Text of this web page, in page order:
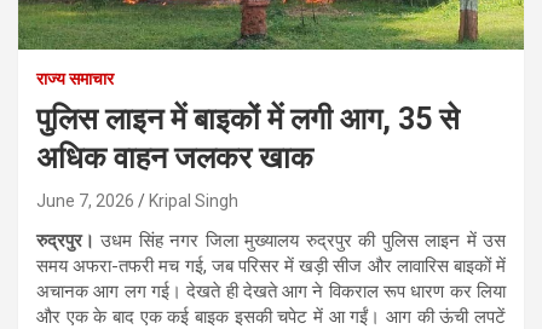
राज्य समाचार
पुलिस लाइन में बाइकों में लगी आग, 35 से
अधिक वाहन जलकर खाक
June 7, 2026 Kripal Singh
रुद्रपुर। उधम सिंह नगर जिला मुख्यालय रुद्रपुर की पुलिस लाइन में उस
समय अफरा-तफरी मच गई, जब परिसर में खड़ी सीज और लावारिस बाइकों में
अचानक आग लग गई। देखते ही देखते आग ने विकराल रूप धारण कर लिया
और एक के बाद एक कई बाइक इसकी चपेट में आ गईं। आग की ऊंची लपटें